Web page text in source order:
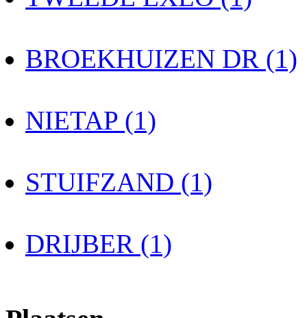
BROEKHUIZEN DR (1)
NIETAP (1)
STUIFZAND (1)
DRIJBER (1)